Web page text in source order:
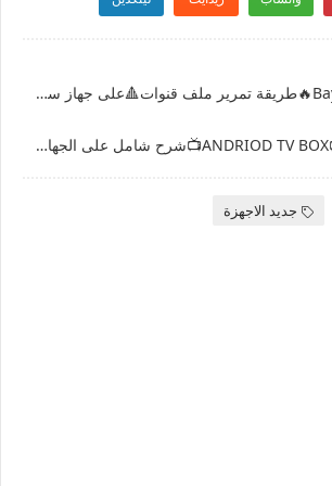
تجربة تطبيق🔥Bay tv🔥طريقة تمرير ملف قنوات🔺على جهاز سمارت سامسونج
ANDRIOD TV BOX📺 Vision FIRE TV📺شرح شامل على الجهاز الجديد
جديد الاجهزة